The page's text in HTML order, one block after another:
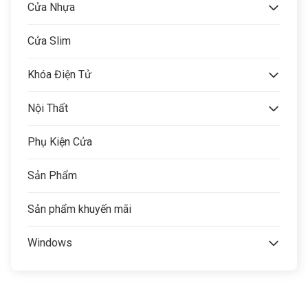
Cửa Nhựa
Cửa Slim
Khóa Điện Tử
Nội Thất
Phụ Kiện Cửa
Sản Phẩm
Sản phẩm khuyến mãi
Windows